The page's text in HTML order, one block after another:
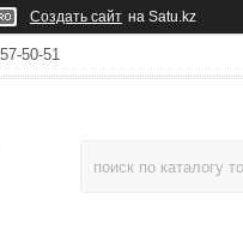
Создать сайт на Satu.kz
50-51